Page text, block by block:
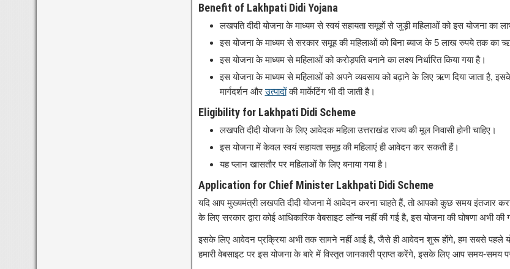
Benefit of Lakhpati Didi Yojana
लखपति दीदी योजना के माध्यम से स्वयं सहायता समूहों से जुड़ी महिलाओं को इस योजना का
इस योजना के माध्यम से सरकार समूह की महिलाओं को बिना ब्याज के 5 लाख रुपये तक का
इस योजना के माध्यम से महिलाओं को करोड़पति बनाने का लक्ष्य निर्धारित किया गया है।
इस योजना के माध्यम से महिलाओं को अपने व्यवसाय को बढ़ाने के लिए ऋण दिया जाता है,
मार्गदर्शन औरउत्पादोंकी मार्केटिंग भी दी जाती है।
Eligibility for Lakhpati Didi Scheme
लखपति दीदी योजना के लिए आवेदक महिला उत्तराखंड राज्य की मूल निवासी होनी चाहिए।
इस योजना में केवल स्वयं सहायता समूह की महिलाएं ही आवेदन कर सकती हैं।
यह प्लान खासतौर पर महिलाओं के लिए बनाया गया है।
Application for Chief Minister Lakhpati Didi Scheme
यदि आप मुख्यमंत्री लखपति दीदी योजना में आवेदन करना चाहते हैं, तो आपको कुछ समय इंतजार
के लिए सरकार द्वारा कोई आधिकारिक वेबसाइट लॉन्च नहीं की गई है, इस योजना की घोषणा अभी की
इसके लिए आवेदन प्रक्रिया अभी तक सामने नहीं आई है, जैसे ही आवेदन शुरू होंगे, हम सबसे पहले
हमारी वेबसाइट पर इस योजना के बारे में विस्तृत जानकारी प्राप्त करेंगे, इसके लिए आप समय-समय